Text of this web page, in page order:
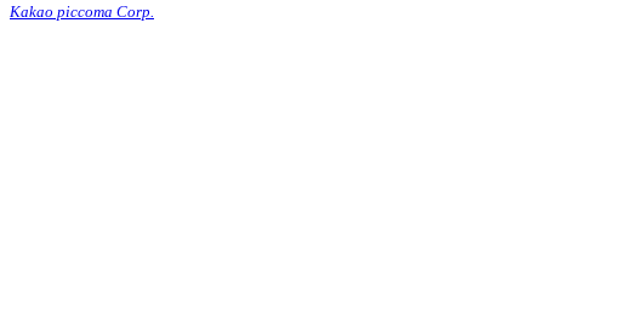
Kakao piccoma Corp.